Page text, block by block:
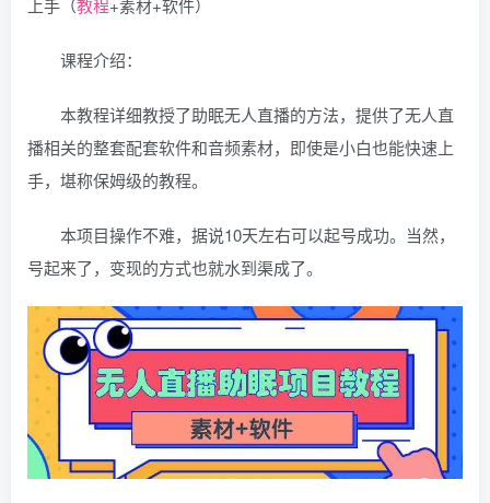
上手（教程+素材+软件）
课程介绍：
本教程详细教授了助眠无人直播的方法，提供了无人直
播相关的整套配套软件和音频素材，即使是小白也能快速上
手，堪称保姆级的教程。
本项目操作不难，据说10天左右可以起号成功。当然，
号起来了，变现的方式也就水到渠成了。